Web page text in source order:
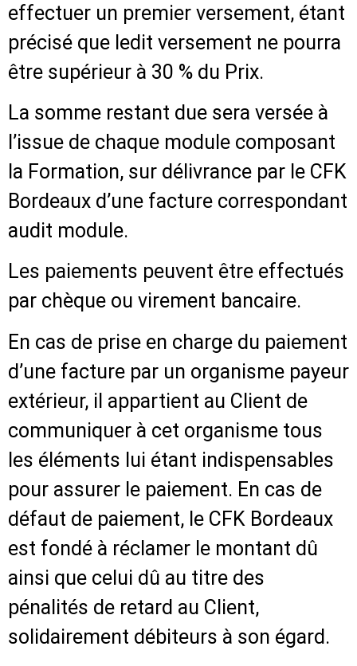
effectuer un premier versement, étant
précisé que ledit versement ne pourra
être supérieur à 30 % du Prix.
La somme restant due sera versée à
l’issue de chaque module composant
la Formation, sur délivrance par le CFK
Bordeaux d’une facture correspondant
audit module.
Les paiements peuvent être effectués
par chèque ou virement bancaire.
En cas de prise en charge du paiement
d’une facture par un organisme payeur
extérieur, il appartient au Client de
communiquer à cet organisme tous
les éléments lui étant indispensables
pour assurer le paiement. En cas de
défaut de paiement, le CFK Bordeaux
est fondé à réclamer le montant dû
ainsi que celui dû au titre des
pénalités de retard au Client,
solidairement débiteurs à son égard.